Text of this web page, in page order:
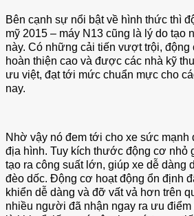
Bên cạnh sự nổi bật về hình thức thì
mỹ 2015 – máy N13 cũng là lý do tạo
này. Có những cải tiến vượt trội,
hoàn thiện cao và được các nhà kỹ
ưu việt, đạt tới mức chuẩn mực cho
nay.
Nhờ vậy nó đem tới cho xe sức
địa hình. Tuy kích thước động cơ nhỏ
tạo ra công suất lớn, giúp xe dễ dàng
đèo dốc. Động cơ hoạt động ổn định
khiển dễ dàng và đỡ vất vả hơn trên
nhiều người đã nhận ngay ra ưu